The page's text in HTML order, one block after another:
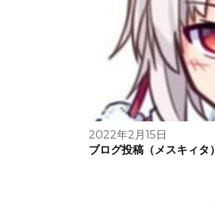
2022年2月15日
ブログ投稿（メスキィタ）